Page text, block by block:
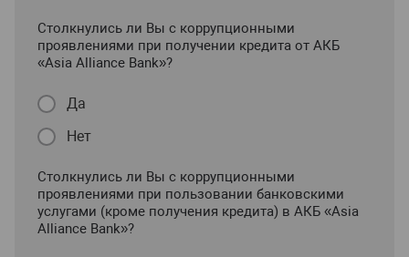
Столкнулись ли Вы с коррупционными
проявлениями при получении кредита от АКБ
«Asia Alliance Bank»?
Да
Нет
Столкнулись ли Вы с коррупционными
проявлениями при пользовании банковскими
услугами (кроме получения кредита) в АКБ «Asia
Alliance Bank»?